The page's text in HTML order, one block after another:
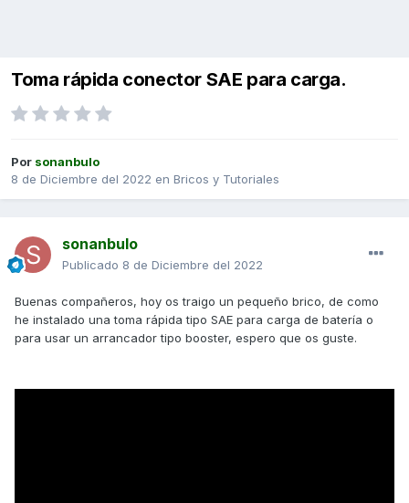
Toma rápida conector SAE para carga.
Por sonanbulo
8 de Diciembre del 2022 en Bricos y Tutoriales
sonanbulo
Publicado 8 de Diciembre del 2022
Buenas compañeros, hoy os traigo un pequeño brico, de como
he instalado una toma rápida tipo SAE para carga de batería o
para usar un arrancador tipo booster, espero que os guste.